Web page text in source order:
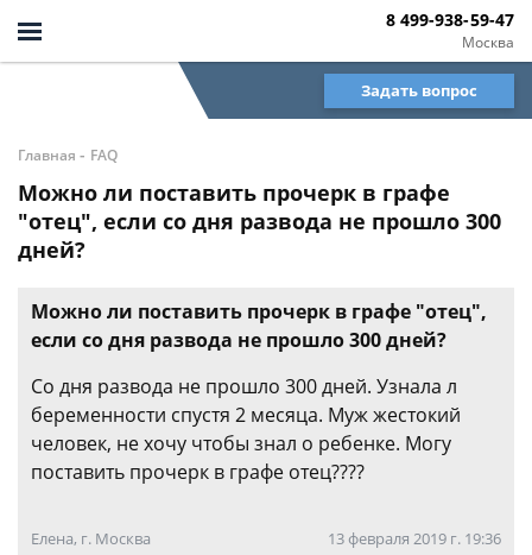
Москва
8 499-938-59-47
Задать вопрос
Главная - FAQ
Можно ли поставить прочерк в графе
"отец", если со дня развода не прошло 300
дней?
Можно ли поставить прочерк в графе "отец",
если со дня развода не прошло 300 дней?
Со дня развода не прошло 300 дней. Узнала л
беременности спустя 2 месяца. Муж жестокий
человек, не хочу чтобы знал о ребенке. Могу
поставить прочерк в графе отец????
Елена, г. Москва 13 февраля 2019 г. 19:36